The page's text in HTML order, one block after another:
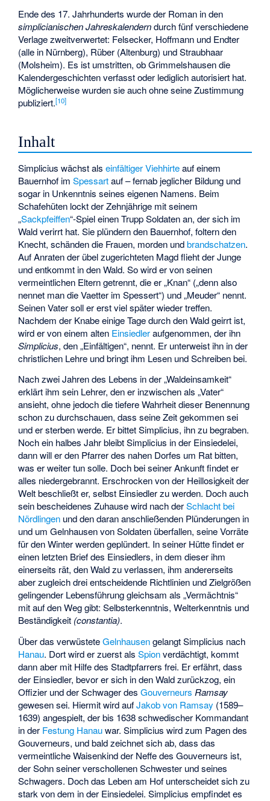
Ende des 17. Jahrhunderts wurde der Roman in den
simplicianischen Jahreskalenderndurch fünf verschiedene
Verlage zweitverwertet: Felsecker, Hoffmann und Endter
(alle in Nürnberg), Rüber (Altenburg) und Straubhaar
(Molsheim). Es ist umstritten, ob Grimmelshausen die
Kalendergeschichten verfasst oder lediglich autorisiert hat.
Möglicherweise wurden sie auch ohne seine Zustimmung
publiziert.[10]
Inhalt
Simplicius wächst alseinfältiger Viehhirteauf einem
Bauernhof imSpessartauf – fernab jeglicher Bildung und
sogar in Unkenntnis seines eigenen Namens. Beim
Schafehüten lockt der Zehnjährige mit seinem
„Sackpfeiffen“-Spiel einen Trupp Soldaten an, der sich im
Wald verirrt hat. Sie plündern den Bauernhof, foltern den
Knecht, schänden die Frauen, morden undbrandschatzen.
Auf Anraten der übel zugerichteten Magd flieht der Junge
und entkommt in den Wald. So wird er von seinen
vermeintlichen Eltern getrennt, die er „Knan“ („denn also
nennet man die Vaetter im Spessert“) und „Meuder“ nennt.
Seinen Vater soll er erst viel später wieder treffen.
Nachdem der Knabe einige Tage durch den Wald geirrt ist,
wird er von einem alten Einsiedleraufgenommen, der ihn
Simplicius, den „Einfältigen“, nennt. Er unterweist ihn in der
christlichen Lehre und bringt ihm Lesen und Schreiben bei.
Nach zwei Jahren des Lebens in der „Waldeinsamkeit“
erklärt ihm sein Lehrer, den er inzwischen als „Vater“
ansieht, ohne jedoch die tiefere Wahrheit dieser Benennung
schon zu durchschauen, dass seine Zeit gekommen sei
und er sterben werde. Er bittet Simplicius, ihn zu begraben.
Noch ein halbes Jahr bleibt Simplicius in der Einsiedelei,
dann will er den Pfarrer des nahen Dorfes um Rat bitten,
was er weiter tun solle. Doch bei seiner Ankunft findet er
alles niedergebrannt. Erschrocken von der Heillosigkeit der
Welt beschließt er, selbst Einsiedler zu werden. Doch auch
sein bescheidenes Zuhause wird nach derSchlacht bei
Nördlingen und den daran anschließenden Plünderungen in
und um Gelnhausen von Soldaten überfallen, seine Vorräte
für den Winter werden geplündert. In seiner Hütte findet er
einen letzten Brief des Einsiedlers, in dem dieser ihm
einerseits rät, den Wald zu verlassen, ihm andererseits
aber zugleich drei entscheidende Richtlinien und Zielgrößen
gelingender Lebensführung gleichsam als „Vermächtnis“
mit auf den Weg gibt: Selbsterkenntnis, Welterkenntnis und
Beständigkeit (constantia).
Über das verwüsteteGelnhausengelangt Simplicius nach
Hanau. Dort wird er zuerst alsSpionverdächtigt, kommt
dann aber mit Hilfe des Stadtpfarrers frei. Er erfährt, dass
der Einsiedler, bevor er sich in den Wald zurückzog, ein
Offizier und der Schwager desGouverneurs Ramsay
gewesen sei. Hiermit wird aufJakob von Ramsay (1589–
1639) angespielt, der bis 1638 schwedischer Kommandant
in der Festung Hanauwar. Simplicius wird zum Pagen des
Gouverneurs, und bald zeichnet sich ab, dass das
vermeintliche Waisenkind der Neffe des Gouverneurs ist,
der Sohn seiner verschollenen Schwester und seines
Schwagers. Doch das Leben am Hof unterscheidet sich zu
stark von dem in der Einsiedelei. Simplicius empfindet es